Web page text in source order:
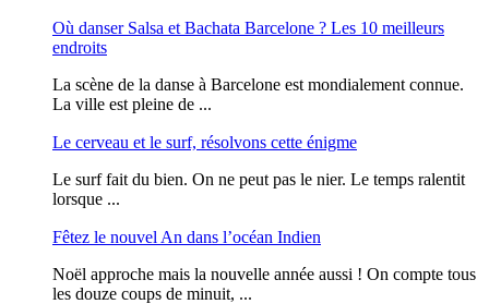
Où danser Salsa et Bachata Barcelone ? Les 10 meilleurs
endroits
La scène de la danse à Barcelone est mondialement connue.
La ville est pleine de ...
Le cerveau et le surf, résolvons cette énigme
Le surf fait du bien. On ne peut pas le nier. Le temps ralentit
lorsque ...
Fêtez le nouvel An dans l’océan Indien
Noël approche mais la nouvelle année aussi ! On compte tous
les douze coups de minuit, ...